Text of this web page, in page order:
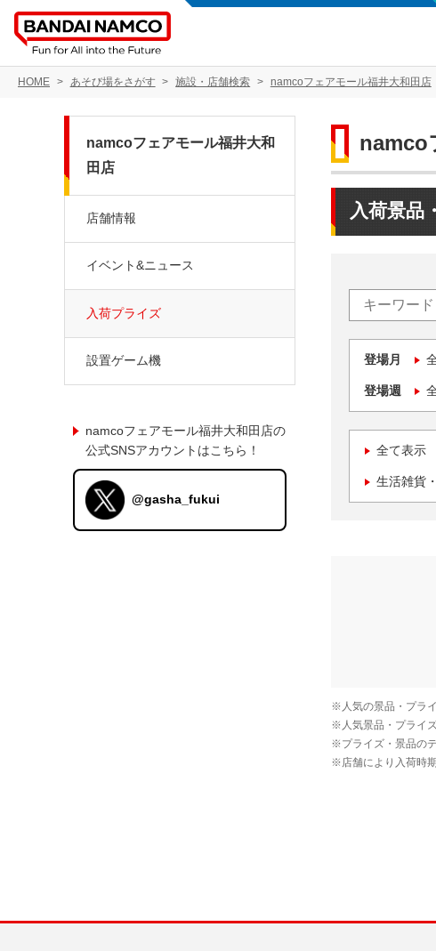
HOME あそび場をさがす 施設・店舗検索 namcoフェアモール福井大和田店
namco
入荷景品
登場月
登場週
全て表示
生活雑貨
namcoフェアモール福井大和
田店
店舗情報
イベント&ニュース
入荷プライズ
設置ゲーム機
namcoフェアモール福井大和田店の
公式SNSアカウントはこちら！
@gasha_fukui